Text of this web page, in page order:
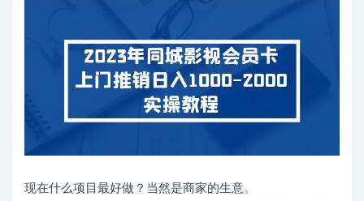
现在什么项目最好做？当然是商家的生意。